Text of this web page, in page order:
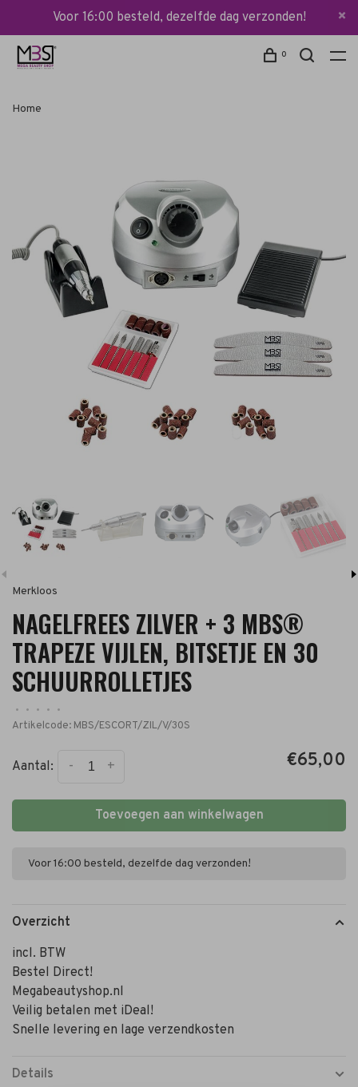
Voor 16:00 besteld, dezelfde dag verzonden!
0
Home
Merkloos
NAGELFREES ZILVER + 3 MBS®
TRAPEZE VIJLEN, BITSETJE EN 30
SCHUURROLLETJES
• • • •
•
Artikelcode: MBS/ESCORT/ZIL/V/30S
Aantal: +
- €65,00
Toevoegen aan winkelwagen
Voor 16:00 besteld, dezelfde dag verzonden!
Overzicht
incl. BTW
Bestel Direct!
Megabeautyshop.nl
Veilig betalen met iDeal!
Snelle levering en lage verzendkosten
Details